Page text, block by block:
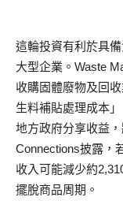
這輪投資有利於具
大型企業。Waste
收購固體廢物及回
生料補貼處理成本
地方政府分享收益
Connections披露，
收入可能減少約
擺脫商品周期。